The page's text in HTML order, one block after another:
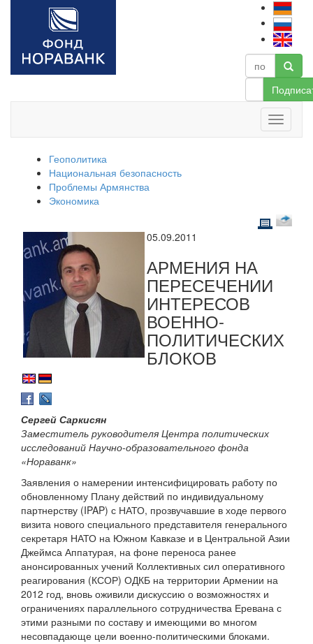
Геополитика
Национальная безопасность
Проблемы Армянства
Экономика
05.09.2011
АРМЕНИЯ НА
ПЕРЕСЕЧЕНИИ
ИНТЕРЕСОВ
ВОЕННО-
ПОЛИТИЧЕСКИХ
БЛОКОВ
Сергей Саркисян
Заместитель руководителя Центра политических
исследований Научно-образовательного фонда
«Нораванк»
Заявления о намерении интенсифицировать работу по
обновленному Плану действий по индивидуальному
партнерству (IPAP) с НАТО, прозвучавшие в ходе первого
визита нового специального представителя генерального
секретаря НАТО на Южном Кавказе и в Центральной Азии
Джеймса Аппатурая, на фоне переноса ранее
анонсированных учений Коллективных сил оперативного
реагирования (КСОР) ОДКБ на территории Армении на
2012 год, вновь оживили дискуссию о возможностях и
ограничениях параллельного сотрудничества Еревана с
этими разными по составу и имеющими во многом
несовпадающе цели военно-политическими блоками.